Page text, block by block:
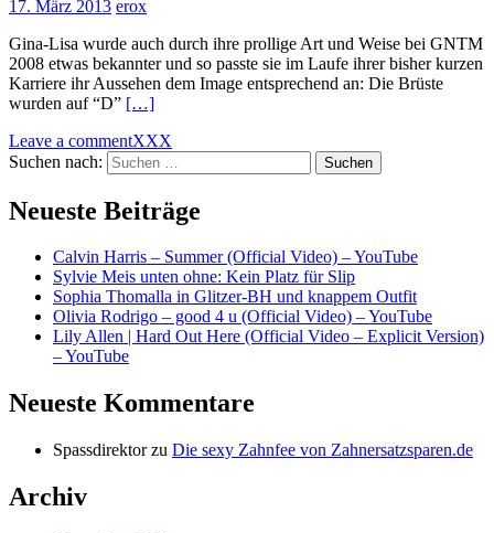
17. März 2013 erox
Gina-Lisa wurde auch durch ihre prollige Art und Weise bei GNTM
2008 etwas bekannter und so passte sie im Laufe ihrer bisher kurzen
Karriere ihr Aussehen dem Image entsprechend an: Die Brüste
wurden auf “D” […]
Leave a commentXXX
Suchen nach:
Neueste Beiträge
Calvin Harris – Summer (Official Video) – YouTube
Sylvie Meis unten ohne: Kein Platz für Slip
Sophia Thomalla in Glitzer-BH und knappem Outfit
Olivia Rodrigo – good 4 u (Official Video) – YouTube
Lily Allen | Hard Out Here (Official Video – Explicit Version)
– YouTube
Neueste Kommentare
Spassdirektorzu Die sexy Zahnfee von Zahnersatzsparen.de
Archiv